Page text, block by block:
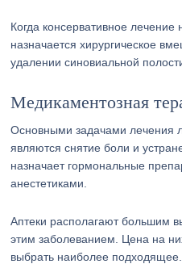
Когда консервативное лечение
назначается хирургическое
удалении синовиальной
Медикаментозная
Основными задачами лечения
являются снятие боли и
назначает гормональные
анестетиками.
Аптеки располагают большим
этим заболеванием. Цена на
выбрать наиболее подходящее.